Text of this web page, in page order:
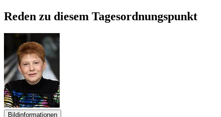
Reden zu diesem Tagesordnungspunkt
Bildinformationen